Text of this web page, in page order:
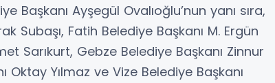
Başkanı Ayşegül Ovalıoğlu’nun yanı sıra,
Subaşı, Fatih Belediye Başkanı M. Ergün
Sarıkurt, Gebze Belediye Başkanı Zinnur
Oktay Yılmaz ve Vize Belediye Başkanı